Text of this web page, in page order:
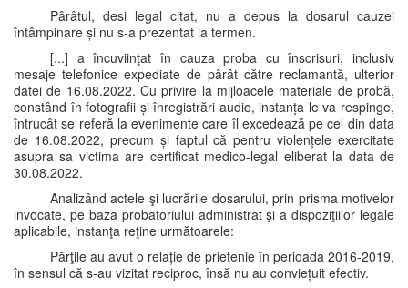
Pârâtul, desi legal citat, nu a depus la dosarul cauzei
întâmpinare și nu s-a prezentat la termen.
[...] a încuviinţat în cauza proba cu înscrisuri, inclusiv
mesaje telefonice expediate de pârât către reclamantă, ulterior
datei de 16.08.2022. Cu privire la mijloacele materiale de probă,
constând în fotografii și înregistrări audio, instanța le va respinge,
întrucât se referă la evenimente care îl excedează pe cel din data
de 16.08.2022, precum și faptul că pentru violențele exercitate
asupra sa victima are certificat medico-legal eliberat la data de
30.08.2022.
Analizând actele şi lucrările dosarului, prin prisma motivelor
invocate, pe baza probatoriului administrat şi a dispoziţiilor legale
aplicabile, instanţa reţine următoarele:
Părţile au avut o relație de prietenie în perioada 2016-2019,
în sensul că s-au vizitat reciproc, însă nu au conviețuit efectiv.